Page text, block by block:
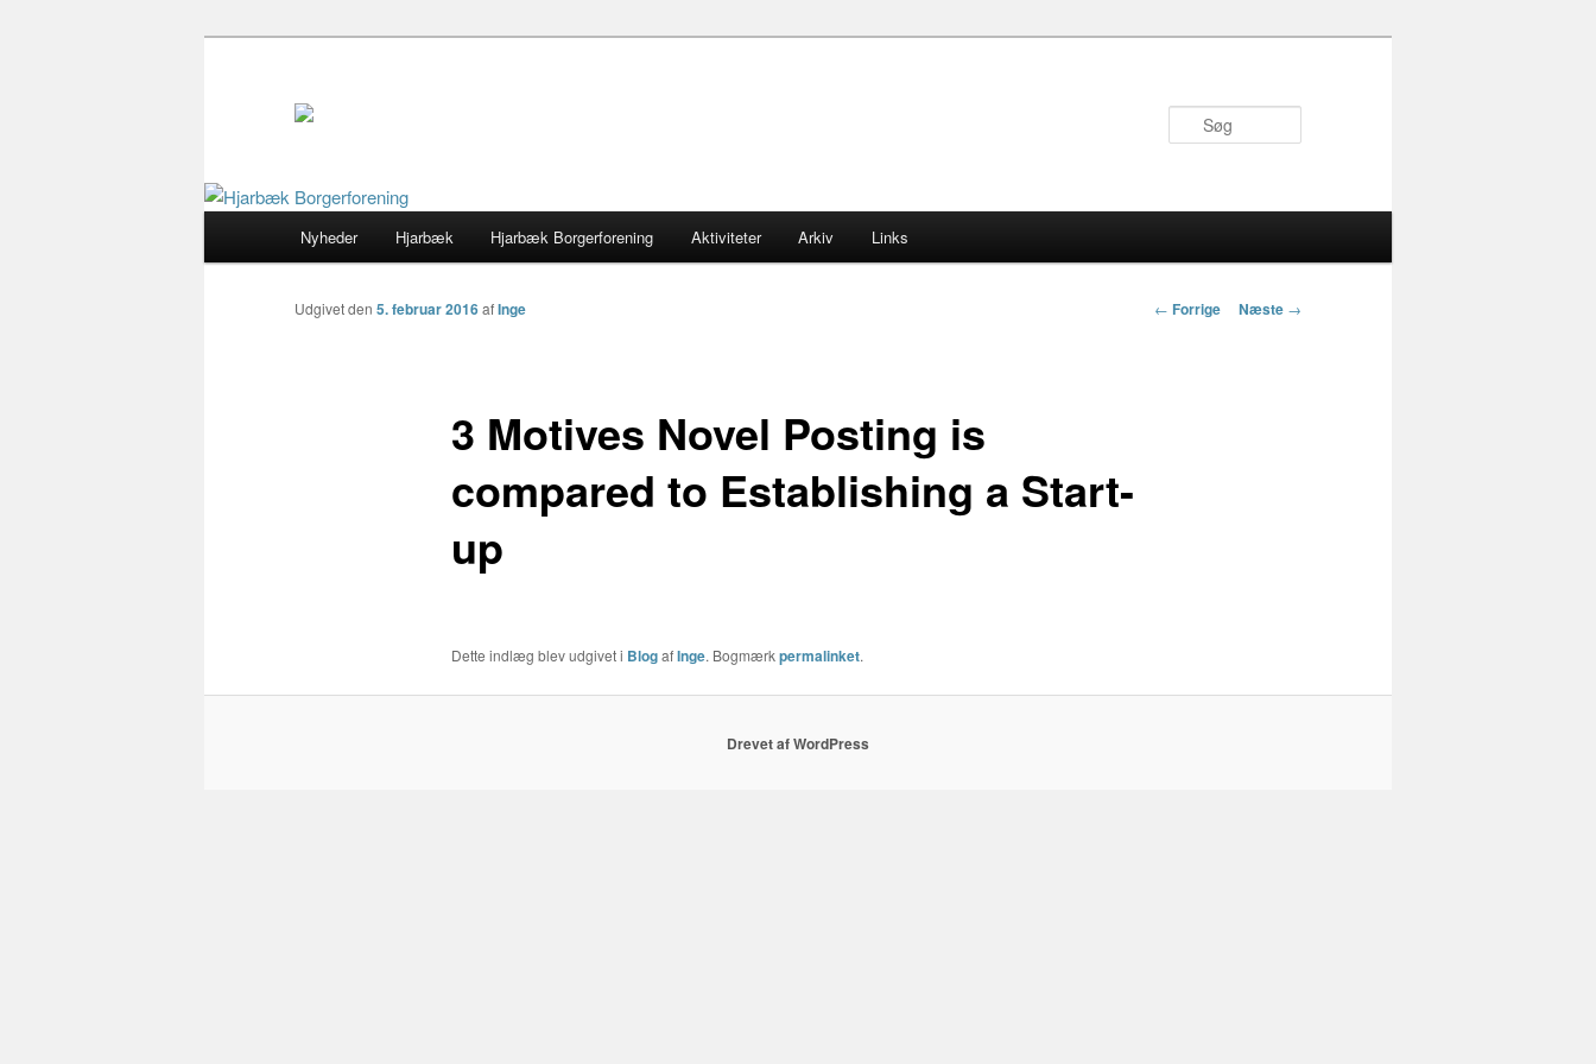
Fortsæt
til
Nyheder Hjarbæk Hjarbæk Borgerforening Aktiviteter Arkiv Links
Indlægs
← Forrige Næste →
3 Motives Novel Posting is
compared to Establishing a Start-
up
Udgivet den 5. februar 2016afInge
Dette indlæg blev udgivet i BlogafInge. Bogmærkpermalinket.
Drevet af WordPress